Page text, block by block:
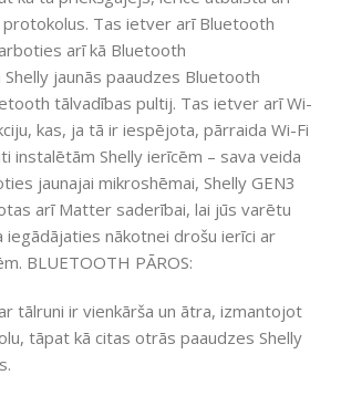
Tas ietver arī Bluetooth
arī kā Bluetooth
jaunās paaudzes Bluetooth
tālvadības pultij. Tas ietver arī Wi-
kas, ja tā ir iespējota, pārraida Wi-Fi
instalētām Shelly ierīcēm – sava veida
jaunajai mikroshēmai, Shelly GEN3
arī Matter saderībai, lai jūs varētu
iegādājaties nākotnei drošu ierīci ar
BLUETOOTH PĀROS:
tālruni ir vienkārša un ātra, izmantojot
tāpat kā citas otrās paaudzes Shelly